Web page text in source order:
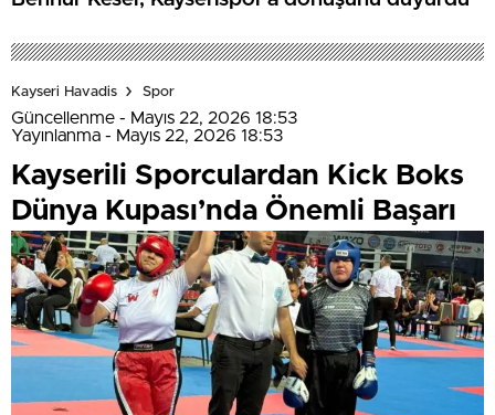
Kayseri Havadis Spor
Güncellenme - Mayıs 22, 2026 18:53
Yayınlanma - Mayıs 22, 2026 18:53
Kayserili Sporculardan Kick Boks
Dünya Kupası’nda Önemli Başarı